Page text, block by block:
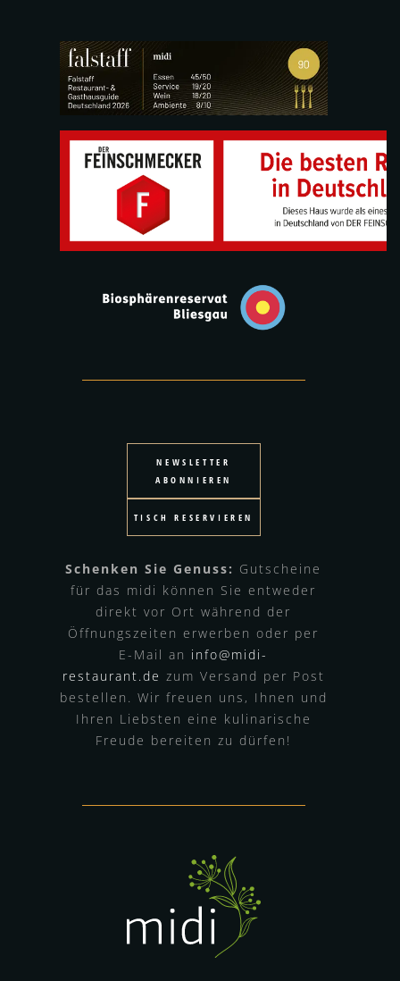
NEWSLETTER
ABONNIEREN
TISCH RESERVIEREN
Schenken Sie Genuss: Gutscheine
für das midi können Sie entweder
direkt vor Ort während der
Öffnungszeiten erwerben oder per
E-Mail an info@midi-
restaurant.de zum Versand per Post
bestellen. Wir freuen uns, Ihnen und
Ihren Liebsten eine kulinarische
Freude bereiten zu dürfen!